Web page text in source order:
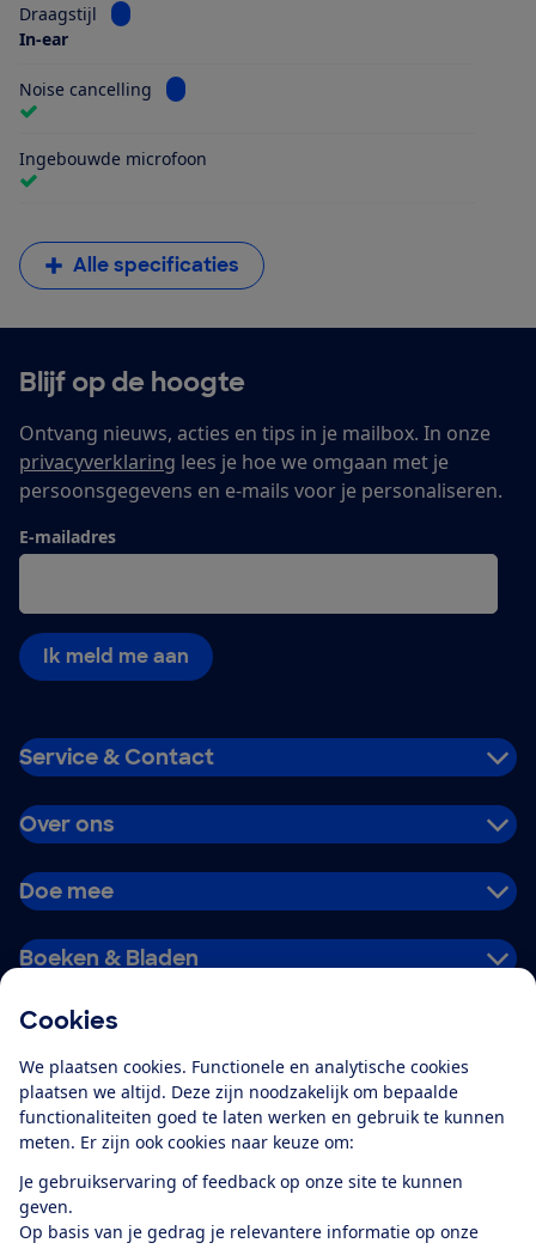
Cookies
We plaatsen cookies. Functionele en analytische cookies
plaatsen we altijd. Deze zijn noodzakelijk om bepaalde
functionaliteiten goed te laten werken en gebruik te kunnen
meten. Er zijn ook cookies naar keuze om:
Je gebruikservaring of feedback op onze site te kunnen
geven.
Op basis van je gedrag je relevantere informatie op onze
Draagstijl
Bekijk informatie voor Draagstijl
In-ear
Noise cancelling Bekijk informatie voor Noise cancelling
Ingebouwde microfoon
Alle specificaties
Blijf op de hoogte
Ontvang nieuws, acties en tips in je mailbox. In onze
privacyverklaring lees je hoe we omgaan met je
persoonsgegevens en e-mails voor je personaliseren.
E-mailadres
Ik meld me aan
Service & Contact
Over ons
Doe mee
Boeken & Bladen
Alles over de
app